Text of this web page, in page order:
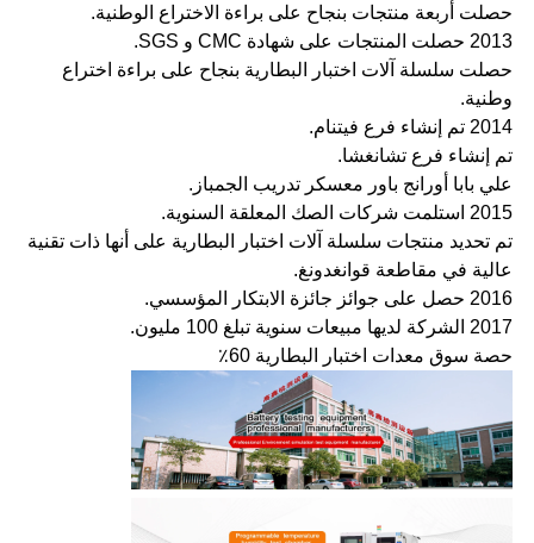
حصلت أربعة منتجات بنجاح على براءة الاختراع الوطنية.
2013 حصلت المنتجات على شهادة CMC و SGS.
حصلت سلسلة آلات اختبار البطارية بنجاح على براءة اختراع
وطنية.
2014 تم إنشاء فرع فيتنام.
تم إنشاء فرع تشانغشا.
علي بابا أورانج باور معسكر تدريب الجمباز.
2015 استلمت شركات الصك المعلقة السنوية.
تم تحديد منتجات سلسلة آلات اختبار البطارية على أنها ذات تقنية
عالية في مقاطعة قوانغدونغ.
2016 حصل على جوائز جائزة الابتكار المؤسسي.
2017 الشركة لديها مبيعات سنوية تبلغ 100 مليون.
حصة سوق معدات اختبار البطارية 60٪